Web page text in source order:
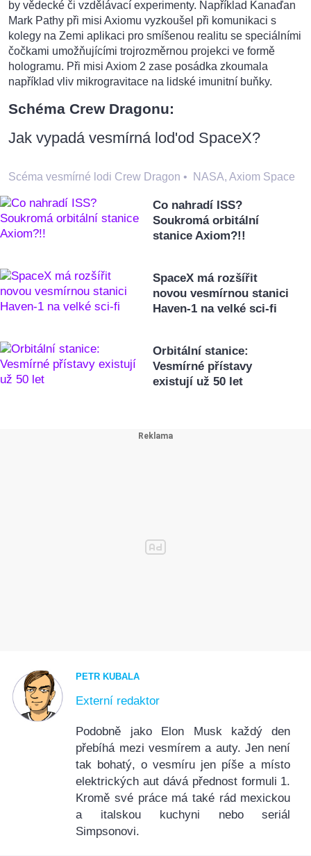
by vědecké či vzdělávací experimenty. Například Kanaďan
Mark Pathy při misi Axiomu vyzkoušel při komunikaci s
kolegy na Zemi aplikaci pro smíšenou realitu se speciálními
čočkami umožňujícími trojrozměrnou projekci ve formě
hologramu. Při misi Axiom 2 zase posádka zkoumala
například vliv mikrogravitace na lidské imunitní buňky.
Schéma Crew Dragonu:
Jak vypadá vesmírná lod'od SpaceX?
Scéma vesmírné lodi Crew Dragon • NASA, Axiom Space
Co nahradí ISS?
Soukromá orbitální
stanice Axiom?!!
SpaceX má rozšířit
novou vesmírnou stanici
Haven-1 na velké sci-fi
Orbitální stanice:
Vesmírné přístavy
existují už 50 let
PETR KUBALA
Externí redaktor
Podobně jako Elon Musk každý den
přebíhá mezi vesmírem a auty. Jen není
tak bohatý, o vesmíru jen píše a místo
elektrických aut dává přednost formuli 1.
Kromě své práce má také rád mexickou
a italskou kuchyni nebo seriál
Simpsonovi.